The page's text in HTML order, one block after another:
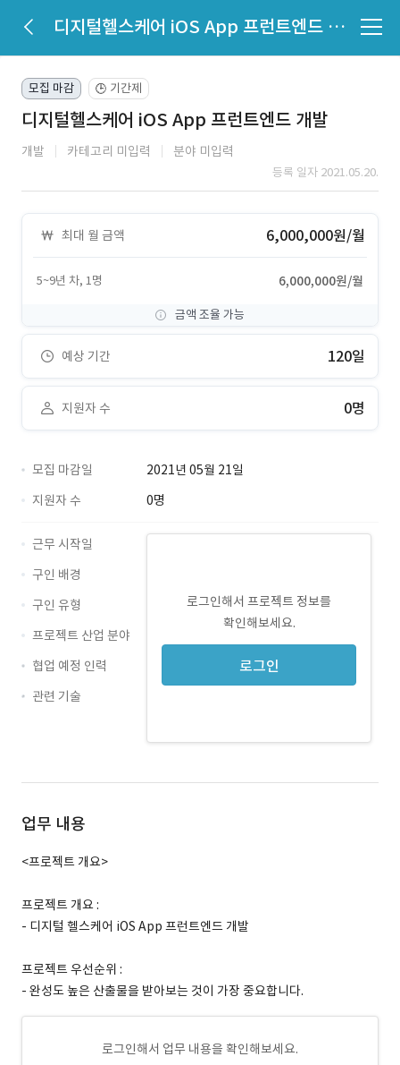
디지털헬스케어 iOS App 프런트엔드 개발
모집 마감 🕒 기간제
디지털헬스케어 iOS App 프런트엔드 개발
개발 카테고리 미입력 분야 미입력
등록 일자 2021.05.20.
최대 월 금액 6,000,000원/월
5~9년 차, 1명 6,000,000원/월
금액 조율 가능
예상 기간 120일
지원자 수 0명
모집 마감일
2021년 05월 21일
지원자 수
0명
로그인해서 프로젝트 정보를
확인해보세요.
로그인
근무 시작일
구인 배경
구인 유형
프로젝트 산업 분야
협업 예정 인력
관련 기술
업무 내용
<프로젝트 개요>
프로젝트 개요 :
- 디지털 헬스케어 iOS App 프런트엔드 개발
프로젝트 우선순위 :
- 완성도 높은 산출물을 받아보는 것이 가장 중요합니다.
로그인해서 업무 내용을 확인해보세요.